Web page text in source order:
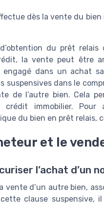
dès la vente du
du prêt
la vente peut être
dans un achat
dans le
de l’autre bien. Cela
immobilier. Pour
du bien en prêt relais,
et le
l’achat d’un
d’un autre bien,
clause suspensive,